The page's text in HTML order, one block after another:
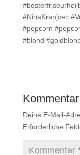
#NinaKranjcec
#popcorn
#blond
Deine E-Mail-
Erforderliche